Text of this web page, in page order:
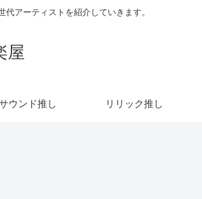
アーティストを紹介していきます。
屋
ウンド推し リリック推し